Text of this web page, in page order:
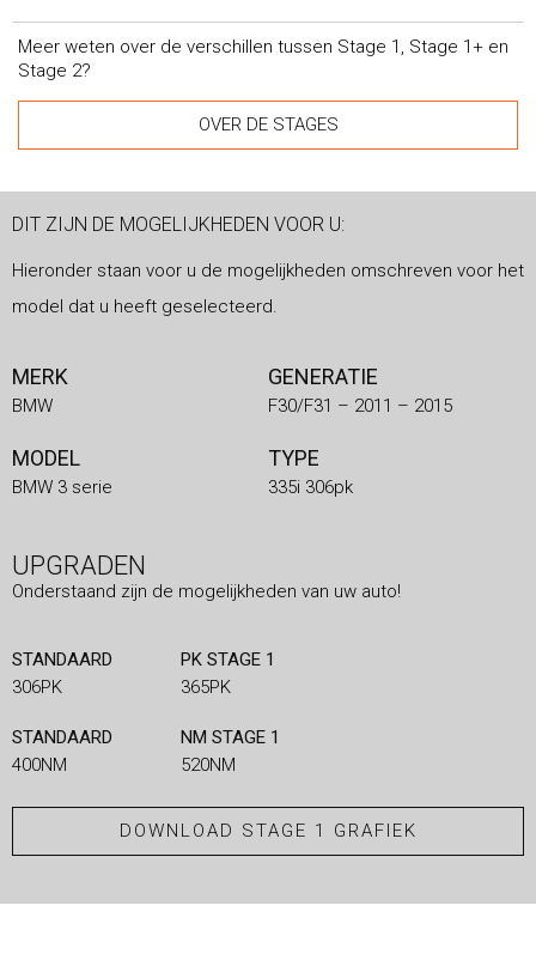
Meer weten over de verschillen tussen Stage 1, Stage 1+ en
Stage 2?
OVER DE STAGES
DIT ZIJN DE MOGELIJKHEDEN VOOR U:
Hieronder staan voor u de mogelijkheden omschreven voor het
model dat u heeft geselecteerd.
MERK
BMW
GENERATIE
F30/F31 – 2011 – 2015
MODEL
BMW 3 serie
TYPE
335i 306pk
UPGRADEN
Onderstaand zijn de mogelijkheden van uw auto!
STANDAARD
306PK
PK STAGE 1
365PK
STANDAARD
400NM
NM STAGE 1
520NM
DOWNLOAD STAGE 1 GRAFIEK